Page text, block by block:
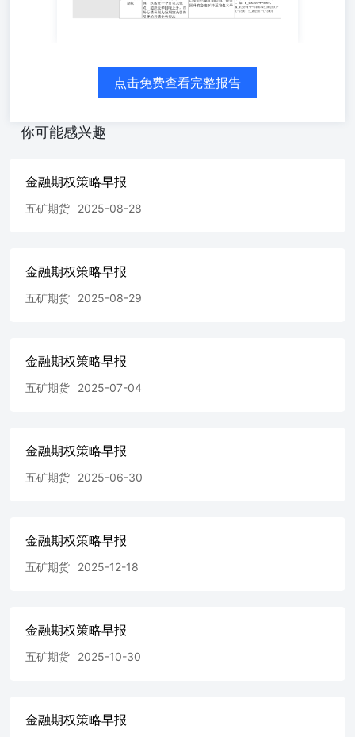
期权事业部 数据来源：WIND、五矿期货期权事业部 创业
期权事业部 数据来源：WIND、五矿期货期权事业部 数据
来源：WIND、五矿期货期权事业部 深证100ETF期权图表
WIND、五矿期货期权事业部 数据来源：WIND、五矿期货
期权事业部 数据来源：WIND、五矿期货期权事业部 数据
矿期货期权事业部 中证1000股指期权图表 数据来源：
期权事业部 数据来源：WIND、五矿期货期权事业部 数据
货经营机构，已具备有商品期货经纪、金融期货经纪、资产
管理、期货交易咨询等业务资格。 本刊所有信息均建立在
交易建议。报告的撰写并未虑及读者的具体财务状况及目
战略，并鼓励交易者征求专业财务顾问的意见。具体的交易
本报告版权为五矿期货有限公司所有。本刊所含文字、数据
和图表未经五矿期货有限公司书面许可，任何人不得以电
子、机械、影印、录音或其它任何形式复制、传播或存储于
用，不构成任何投资建议。 公司总部 深圳市南山区粤海街
道3165号五矿金融大厦13-16层 电话：400-888-5398网址：
www.wkqh.cn
点击免费查看完整报告
你可能感兴趣
金融期权策略早报
五矿期货 2025-08-28
金融期权策略早报
五矿期货 2025-08-29
金融期权策略早报
五矿期货 2025-07-04
金融期权策略早报
五矿期货 2025-06-30
金融期权策略早报
五矿期货 2025-12-18
金融期权策略早报
五矿期货 2025-10-30
金融期权策略早报